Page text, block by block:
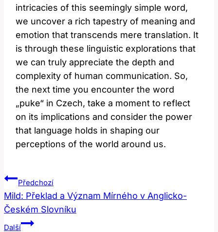
intricacies of this seemingly simple word,
we uncover a rich tapestry of meaning and
emotion that transcends mere translation. It
is through these linguistic explorations that
we can truly appreciate the depth and
complexity of human communication. So,
the next time you encounter the word
„puke“ in Czech, take a moment to reflect
on its implications and consider the power
that language holds in shaping our
perceptions of the world around us.
Navigace
Pro
Příspěvek
Předchozí
Mild: Překlad a Význam Mírného v Anglicko-
Českém Slovníku
Další